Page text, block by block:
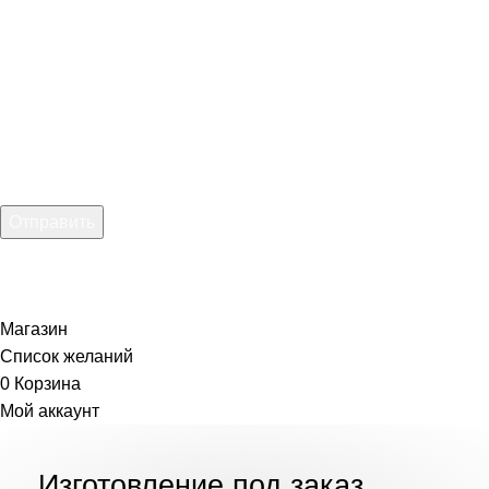
Магазин
Список желаний
0 Корзина
Мой аккаунт